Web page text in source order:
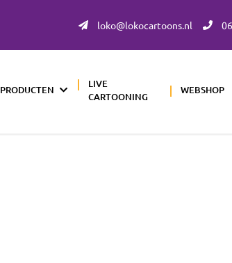
loko@lokocartoons.nl
PRODUCTEN
LIVE
CARTOONING
WEBSHOP